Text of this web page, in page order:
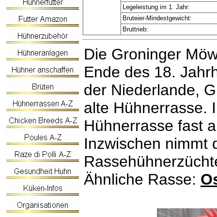
Legeleistung im 1. Jahr:
Bruteier-Mindestgewicht:
Bruttrieb:
Die Groninger
Ende des 18.
der Niederlande,
alte Hühnerrasse.
Hühnerrasse fast
Inzwischen nimmt
Ähnliche Rasse: